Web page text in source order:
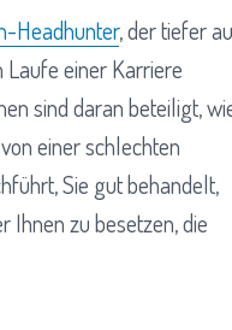
Headhunter, der tiefer
Laufe einer Karriere
sind daran beteiligt,
einer schlechten
Sie gut behandelt,
Ihnen zu besetzen, die